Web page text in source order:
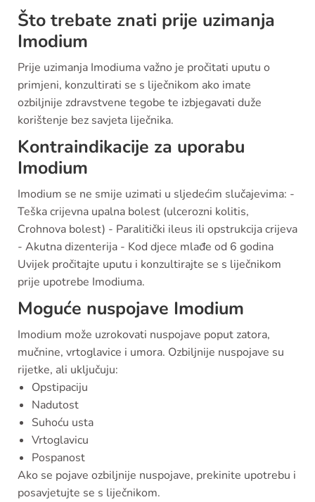
Što trebate znati prije uzimanja
Imodium
Prije uzimanja Imodiuma važno je pročitati uputu o
primjeni, konzultirati se s liječnikom ako imate
ozbiljnije zdravstvene tegobe te izbjegavati duže
korištenje bez savjeta liječnika.
Kontraindikacije za uporabu
Imodium
Imodium se ne smije uzimati u sljedećim slučajevima: -
Teška crijevna upalna bolest (ulcerozni kolitis,
Crohnova bolest) - Paralitički ileus ili opstrukcija crijeva
- Akutna dizenterija - Kod djece mlađe od 6 godina
Uvijek pročitajte uputu i konzultirajte se s liječnikom
prije upotrebe Imodiuma.
Moguće nuspojave Imodium
Imodium može uzrokovati nuspojave poput zatora,
mučnine, vrtoglavice i umora. Ozbiljnije nuspojave su
rijetke, ali uključuju:
Opstipaciju
Nadutost
Suhoću usta
Vrtoglavicu
Pospanost
Ako se pojave ozbiljnije nuspojave, prekinite upotrebu i
posavjetujte se s liječnikom.